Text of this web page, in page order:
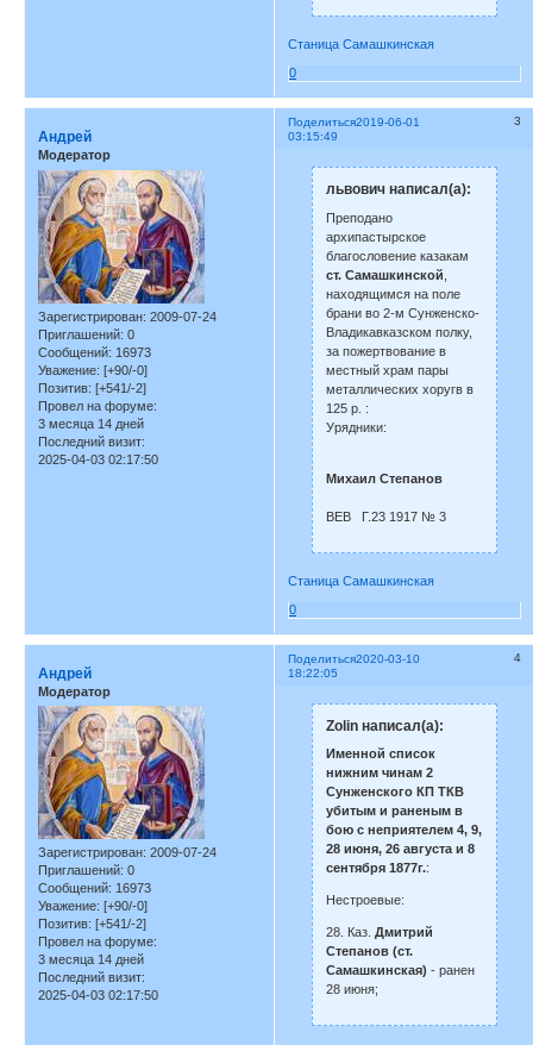
Станица Самашкинская
0
Поделиться 3
2019-06-01
03:15:49
Андрей
Модератор
Зарегистрирован: 2009-07-24
Приглашений: 0
Сообщений: 16973
Уважение: [+90/-0]
Позитив: [+541/-2]
Провел на форуме:
3 месяца 14 дней
Последний визит:
2025-04-03 02:17:50
львович написал(а):
Преподано
архипастырское
благословение казакам
ст. Самашкинской
находящимся на поле
брани во 2-м Сунженско-
Владикавказском полку,
за пожертвование в
местный храм пары
металлических хоругв в
125 р. :
Урядники:
Михаил Степанов
ВЕВ Г.23 1917 № 3
Станица Самашкинская
0
Поделиться 4
2020-03-10
18:22:05
Андрей
Модератор
Зарегистрирован: 2009-07-24
Приглашений: 0
Сообщений: 16973
Уважение: [+90/-0]
Позитив: [+541/-2]
Провел на форуме:
3 месяца 14 дней
Последний визит:
2025-04-03 02:17:50
Zolin написал(а):
Именной список
нижним чинам 2
Сунженского КП ТКВ
убитым и раненым в
бою с неприятелем 4, 9,
28 июня, 26 августа и 8
сентября 1877г.:
Нестроевые:
28. Каз. Дмитрий
Степанов (ст.
Самашкинская) - ранен
28 июня;